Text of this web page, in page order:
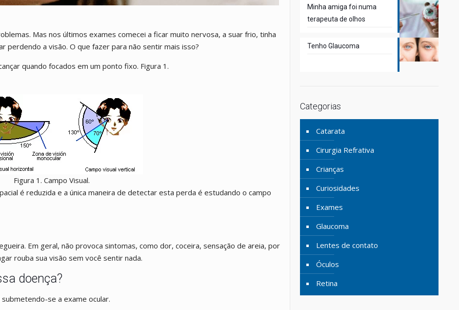
Mas nos últimos exames comecei a ficar muito nervosa, a suar frio, tinha
a visão. O que fazer para não sentir mais isso?
quando focados em um ponto fixo. Figura 1.
Figura 1. Campo Visual.
é reduzida e a única maneira de detectar esta perda é estudando o campo
Em geral, não provoca sintomas, como dor, coceira, sensação de areia, por
rouba sua visão sem você sentir nada.
doença?
se a exame ocular.
Minha amiga foi numa
terapeuta de olhos
Tenho Glaucoma
Categorias
Catarata
Cirurgia Refrativa
Crianças
Curiosidades
Exames
Glaucoma
Lentes de contato
Óculos
Retina